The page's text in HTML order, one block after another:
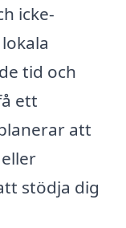
icke-
tid och
ett
att
stödja dig